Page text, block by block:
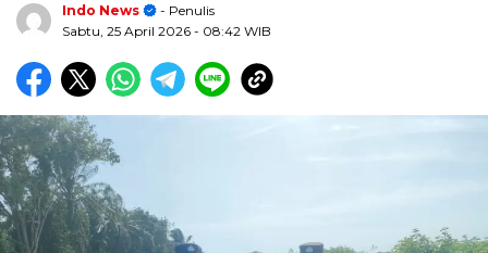
Indo News
- Penulis
Sabtu, 25 April 2026 - 08:42 WIB